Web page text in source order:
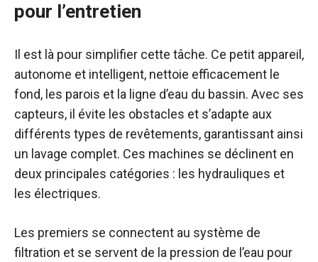
pour l’entretien
Il est là pour simplifier cette tâche. Ce petit appareil,
autonome et intelligent, nettoie efficacement le
fond, les parois et la ligne d’eau du bassin. Avec ses
capteurs, il évite les obstacles et s’adapte aux
différents types de revêtements, garantissant ainsi
un lavage complet. Ces machines se déclinent en
deux principales catégories : les hydrauliques et
les électriques.
Les premiers se connectent au système de
filtration et se servent de la pression de l’eau pour